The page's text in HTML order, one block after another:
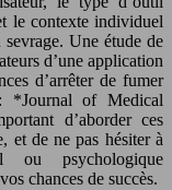
le contexte individuel
Une étude de
d’une application
d’arrêter de fumer
*Journal of Medical
d’aborder ces
et de ne pas hésiter à
ou psychologique
chances de succès.